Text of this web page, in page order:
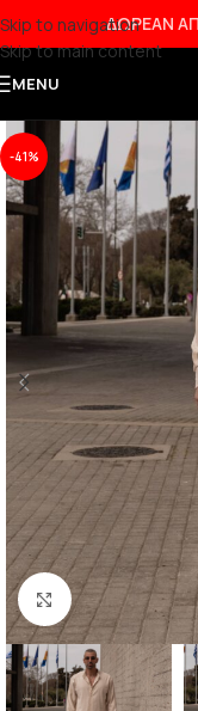
Skip to navigation
Skip to main content
ΔΩΡΕΑΝ
MENU
-41%
Click to enlarge